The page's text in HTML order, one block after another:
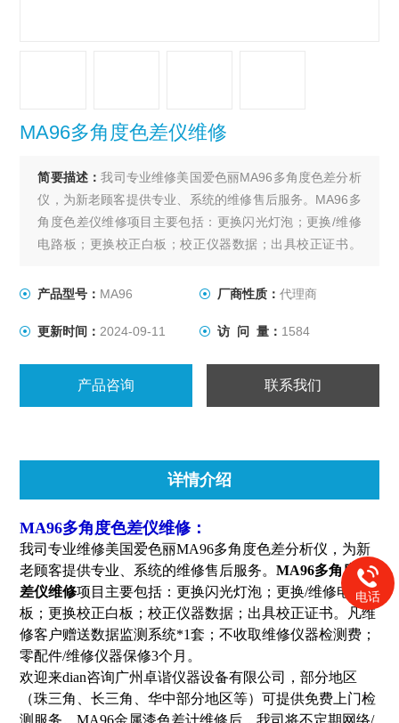
MA96多角度色差仪维修
简要描述：我司专业维修美国爱色丽MA96多角度色差分析
仪，为新老顾客提供专业、系统的维修售后服务。MA96多
角度色差仪维修项目主要包括：更换闪光灯泡；更换/维修
电路板；更换校正白板；校正仪器数据；出具校正证书。
费；零配件/维修仪器保修3个月。MA96系列多角度分光光
产品型号： MA96 厂商性质： 代理商
更新时间： 2024-09-11 访 问 量： 1584
产品咨询 联系我们
详情介绍
MA96多角度色差仪维修：
我司专业维修美国爱色丽MA96多角度色差分析仪，为新
老顾客提供专业、系统的维修售后服务。MA96多角度色
差仪维修项目主要包括：更换闪光灯泡；更换/维修电路
板；更换校正白板；校正仪器数据；出具校正证书。凡维
修客户赠送数据监测系统*1套；不收取维修仪器检测费；
零配件/维修仪器保修3个月。
欢迎来dian咨询广州卓谐仪器设备有限公司，部分地区
（珠三角、长三角、华中部分地区等）可提供免费上门检
测服务。MA96金属漆色差计维修后，我司将不定期网络/
电话